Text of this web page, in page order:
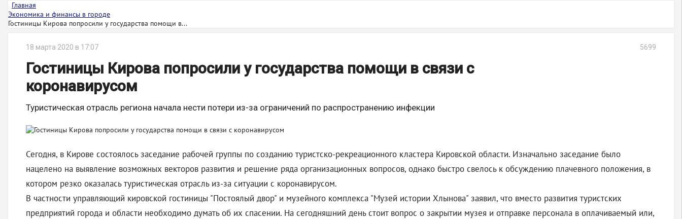
Главная
Экономика и финансы в городе
Гостиницы Кирова попросили у государства помощи в...
18 марта 2020 в 17:07 5699
Гостиницы Кирова попросили у государства помощи в связи с
коронавирусом
Туристическая отрасль региона начала нести потери из-за ограничений по распространению инфекции
Сегодня, в Кирове состоялось заседание рабочей группы по созданию туристско-рекреационного кластера Кировской области. Изначально заседание было
нацелено на выявление возможных векторов развития и решение ряда организационных вопросов, однако быстро свелось к обсуждению плачевного положения, в
котором резко оказалась туристическая отрасль из-за ситуации с коронавирусом.
В частности управляющий кировской гостиницы "Постоялый двор" и музейного комплекса "Музей истории Хлынова" заявил, что вместо развития туристских
предприятий города и области необходимо думать об их спасении. На сегодняшний день стоит вопрос о закрытии музея и отправке персонала в оплачиваемый или,